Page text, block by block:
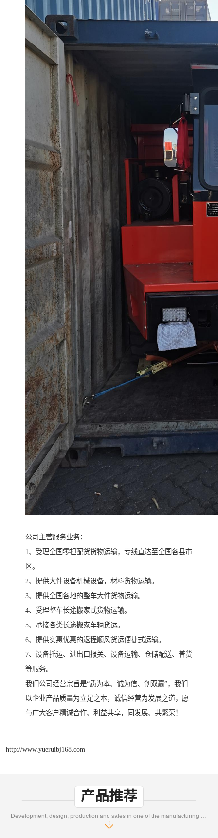
公司主营服务业务：
1、受理全国零担配货货物运输，专线直达至全国各县市
区。
2、提供大件设备机械设备，材料货物运输。
3、提供全国各地的整车大件货物运输。
4、受理整车长途搬家式货物运输。
5、承接各类长途搬家车辆货运。
6、提供实惠优惠的返程顺风货运便捷式运输。
7、设备托运、进出口报关、设备运输、仓储配送、普货
等服务。
我们公司经营宗旨是“质为本、诚为信、创双赢”，我们
以企业产品质量为立足之本，诚信经营为发展之道，愿
与广大客户精诚合作、利益共享，同发展、共繁荣！
http://www.yueruibj168.com
产品推荐
Development, design, production and sales in one of the manufacturing enterprises